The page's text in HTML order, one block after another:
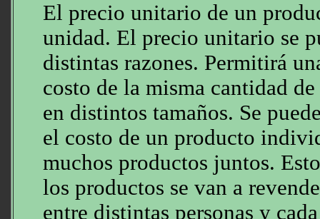
El precio unitario de un
unidad. El precio unitario se
distintas razones. Permitirá
costo de la misma cantidad
en distintos tamaños. Se
el costo de un producto
muchos productos juntos.
los productos se van a
entre distintas personas y